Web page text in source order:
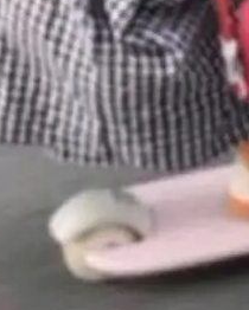
京ICP备2025119063号